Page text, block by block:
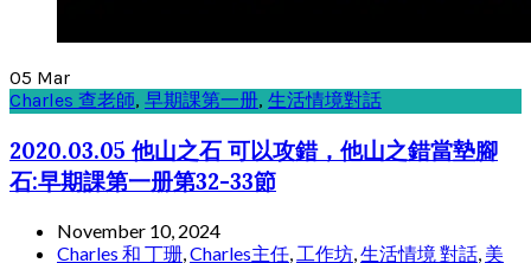
05 Mar
Charles 查老師, 早期課第一册, 生活情境對話
2020.03.05 他山之石 可以攻錯，他山之錯當墊腳
石:早期課第一册第32-33節
November 10, 2024
Charles 和 丁珊,Charles主任, 工作坊,生活情境 對話, 美